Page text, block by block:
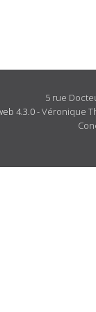
5 rue
4.3.0- Véronique